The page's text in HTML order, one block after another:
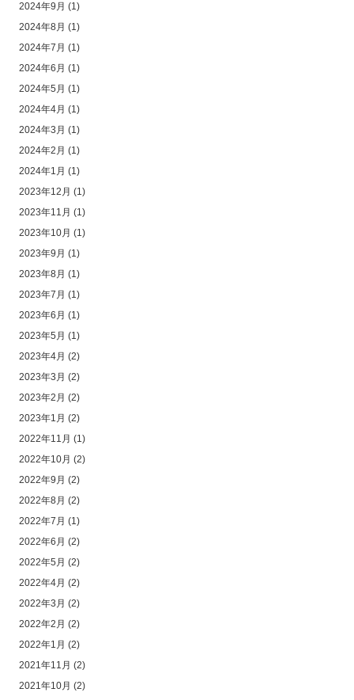
2024年9月 (1)
2024年8月 (1)
2024年7月 (1)
2024年6月 (1)
2024年5月 (1)
2024年4月 (1)
2024年3月 (1)
2024年2月 (1)
2024年1月 (1)
2023年12月 (1)
2023年11月 (1)
2023年10月 (1)
2023年9月 (1)
2023年8月 (1)
2023年7月 (1)
2023年6月 (1)
2023年5月 (1)
2023年4月 (2)
2023年3月 (2)
2023年2月 (2)
2023年1月 (2)
2022年11月 (1)
2022年10月 (2)
2022年9月 (2)
2022年8月 (2)
2022年7月 (1)
2022年6月 (2)
2022年5月 (2)
2022年4月 (2)
2022年3月 (2)
2022年2月 (2)
2022年1月 (2)
2021年11月 (2)
2021年10月 (2)